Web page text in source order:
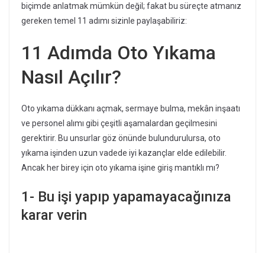
biçimde anlatmak mümkün değil; fakat bu süreçte atmanız
gereken temel 11 adımı sizinle paylaşabiliriz:
11 Adımda Oto Yıkama
Nasıl Açılır?
Oto yıkama dükkanı açmak, sermaye bulma, mekân inşaatı
ve personel alımı gibi çeşitli aşamalardan geçilmesini
gerektirir. Bu unsurlar göz önünde bulundurulursa, oto
yıkama işinden uzun vadede iyi kazançlar elde edilebilir.
Ancak her birey için oto yıkama işine giriş mantıklı mı?
1- Bu işi yapıp yapamayacağınıza
karar verin